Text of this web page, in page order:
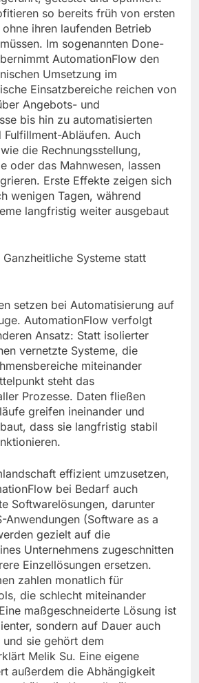
so bereits früh von ersten
ihren laufenden Betrieb
Im sogenannten Done-
AutomationFlow den
Umsetzung im
Einsatzbereiche reichen von
Angebots- und
bis hin zu automatisierten
Abläufen. Auch
die Rechnungsstellung,
oder das Mahnwesen, lassen
Erste Effekte zeigen sich
wenigen Tagen, während
langfristig weiter ausgebaut
Systeme statt
setzen bei Automatisierung auf
AutomationFlow verfolgt
Ansatz: Statt isolierter
vernetzte Systeme, die
miteinander
steht das
Prozesse. Daten fließen
greifen ineinander und
dass sie langfristig stabil
effizient umzusetzen,
bei Bedarf auch
Softwarelösungen, darunter
Anwendungen (Software as a
gezielt auf die
Unternehmens zugeschnitten
Einzellösungen ersetzen.
zahlen monatlich für
die schlecht miteinander
maßgeschneiderte Lösung ist
sondern auf Dauer auch
sie gehört dem
Melik Su. Eine eigene
außerdem die Abhängigkeit